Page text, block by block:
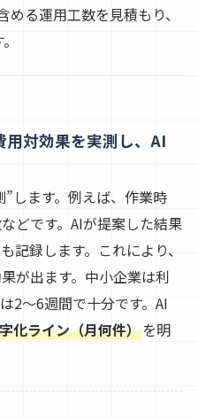
る運用工数を見積もり、
対効果を実測し、AI
します。例えば、作業時
どです。AIが提案した結果
記録します。これにより、
が出ます。中小企業は利
2〜6週間で十分です。AI
化ライン（月何件）を明